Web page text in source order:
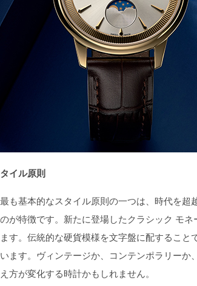
イル原則
も基本的なスタイル原則の一つは、時代を超
が特徴です。新たに登場したクラシック モ
す。伝統的な硬貨模様を文字盤に配すること
ます。ヴィンテージか、コンテンポラリーか
方が変化する時計かもしれません。